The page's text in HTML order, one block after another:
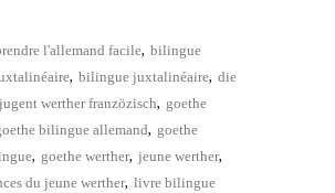
l'allemand facile, bilingue
, bilingue juxtalinéaire, die
werther franzözisch, goethe
bilingue allemand, goethe
, goethe werther, jeune werther,
du jeune werther, livre bilingue